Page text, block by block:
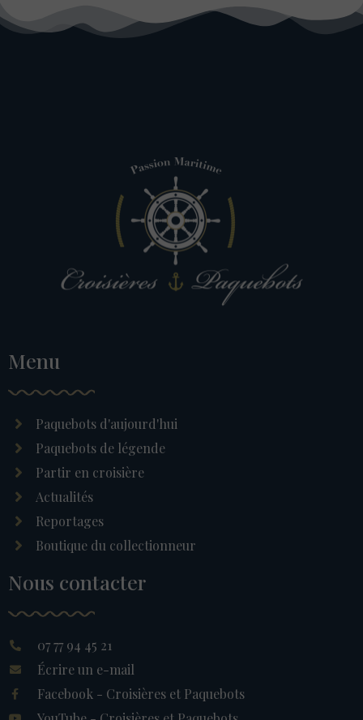
Menu
Paquebots d'aujourd'hui
Paquebots de légende
Partir en croisière
Actualités
Reportages
Boutique du collectionneur
Nous contacter
07 77 94 45 21
Écrire un e-mail
Facebook - Croisières et Paquebots